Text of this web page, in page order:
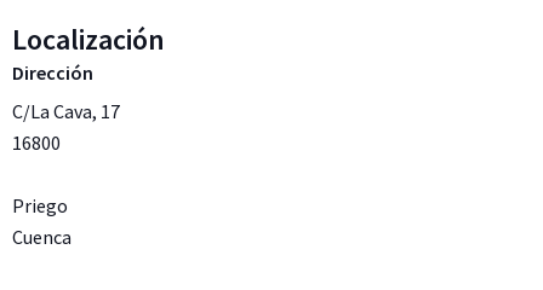
Localización
Dirección
C/La Cava, 17
16800
Priego
Cuenca